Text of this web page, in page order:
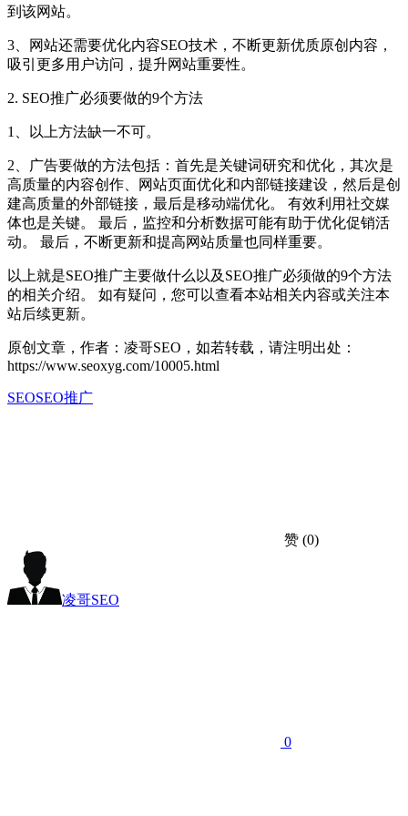
到该网站。
3、网站还需要优化内容SEO技术，不断更新优质原创内容，
吸引更多用户访问，提升网站重要性。
2. SEO推广必须要做的9个方法
1、以上方法缺一不可。
2、广告要做的方法包括：首先是关键词研究和优化，其次是
高质量的内容创作、网站页面优化和内部链接建设，然后是创
建高质量的外部链接，最后是移动端优化。 有效利用社交媒
体也是关键。 最后，监控和分析数据可能有助于优化促销活
动。 最后，不断更新和提高网站质量也同样重要。
以上就是SEO推广主要做什么以及SEO推广必须做的9个方法
的相关介绍。 如有疑问，您可以查看本站相关内容或关注本
站后续更新。
原创文章，作者：凌哥SEO，如若转载，请注明出处：
https://www.seoxyg.com/10005.html
SEOSEO推广
赞 (0)
凌哥SEO
0